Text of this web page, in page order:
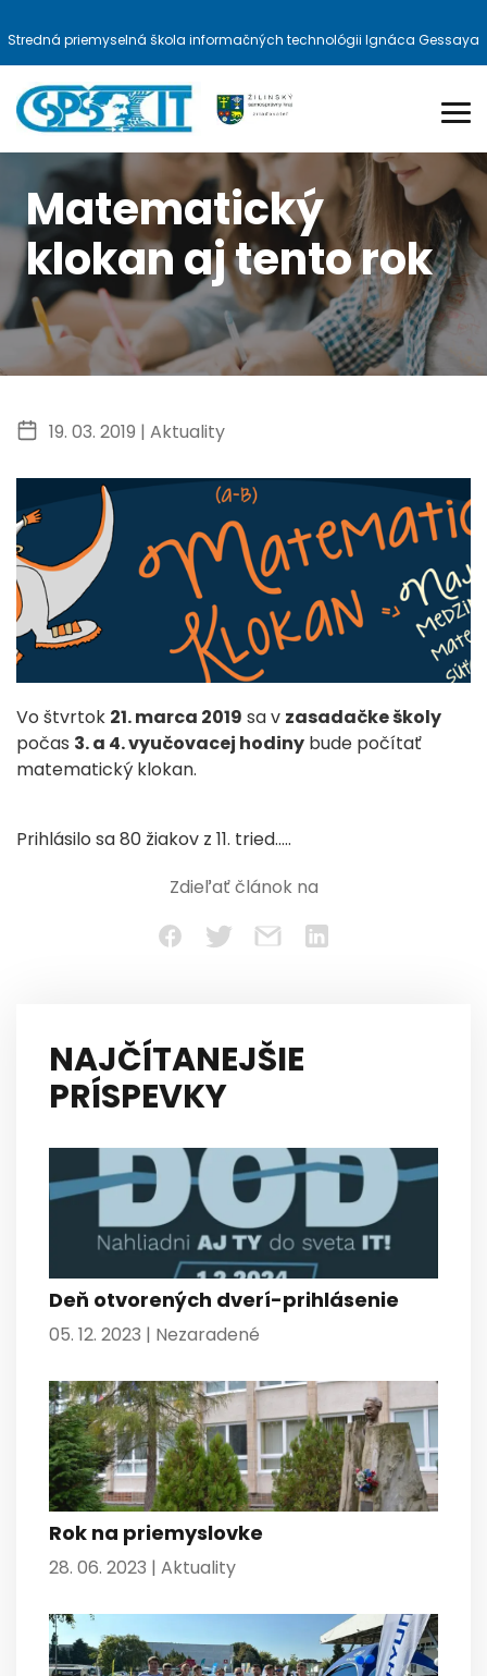
Stredná priemyselná škola informačných technológii Ignáca Gessaya
Matematický
klokan aj tento rok
19. 03. 2019 | Aktuality
Vo štvrtok 21. marca 2019 sa v zasadačke školy
počas 3. a 4. vyučovacej hodiny bude počítať
matematický klokan.
Prihlásilo sa 80 žiakov z 11. tried…..
Zdieľať článok na
NAJČÍTANEJŠIE
PRÍSPEVKY
Deň otvorených dverí-prihlásenie
05. 12. 2023 | Nezaradené
Rok na priemyslovke
28. 06. 2023 | Aktuality